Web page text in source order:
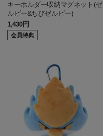
キーホルダー収納マグネット(ゼ
ルビー&ちびゼルビー)
1,430円
会員特典